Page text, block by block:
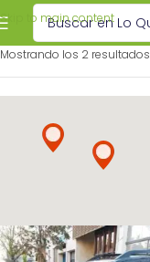
Skip to main content
Mostrando los 2 resultados